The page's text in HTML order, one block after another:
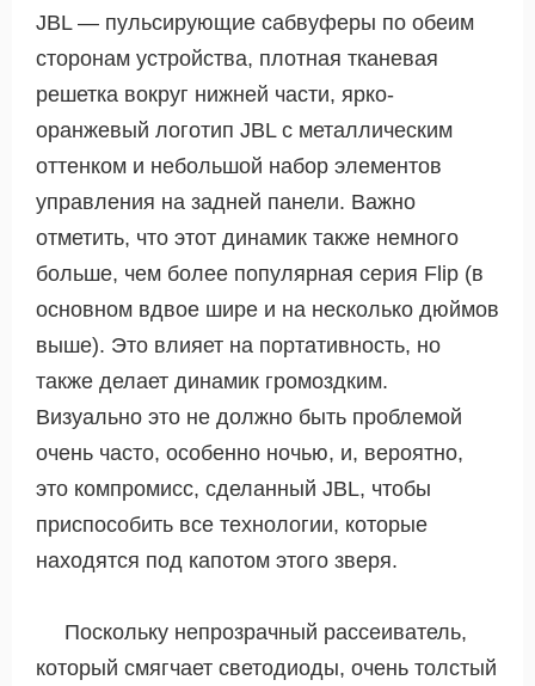
JBL — пульсирующие сабвуферы по обеим
сторонам устройства, плотная тканевая
решетка вокруг нижней части, ярко-
оранжевый логотип JBL с металлическим
оттенком и небольшой набор элементов
управления на задней панели. Важно
отметить, что этот динамик также немного
больше, чем более популярная серия Flip (в
основном вдвое шире и на несколько дюймов
выше). Это влияет на портативность, но
также делает динамик громоздким.
Визуально это не должно быть проблемой
очень часто, особенно ночью, и, вероятно,
это компромисс, сделанный JBL, чтобы
приспособить все технологии, которые
находятся под капотом этого зверя.
Поскольку непрозрачный рассеиватель,
который смягчает светодиоды, очень толстый